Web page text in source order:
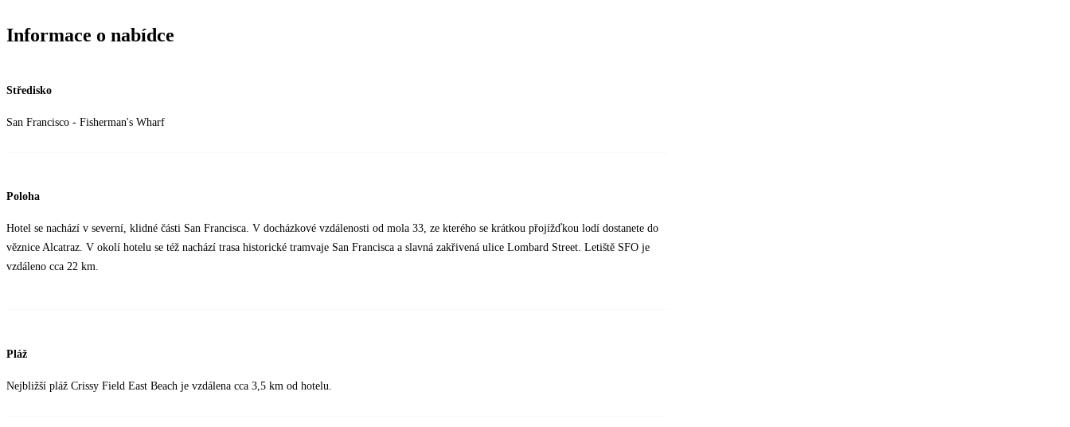
Informace o nabídce
Středisko
San Francisco - Fisherman's Wharf
Poloha
Hotel se nachází v severní, klidné části San Francisca. V docházkové vzdálenosti od mola 33, ze kterého se krátkou přojížďkou lodí dostanete do
věznice Alcatraz. V okolí hotelu se též nachází trasa historické tramvaje San Francisca a slavná zakřivená ulice Lombard Street. Letiště SFO je
vzdáleno cca 22 km.
Pláž
Nejbližší pláž Crissy Field East Beach je vzdálena cca 3,5 km od hotelu.